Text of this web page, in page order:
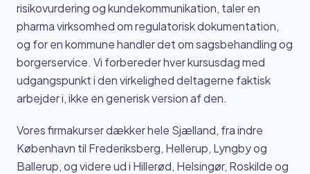
risikovurdering og kundekommunikation, taler en
pharma virksomhed om regulatorisk dokumentation,
og for en kommune handler det om sagsbehandling og
borgerservice. Vi forbereder hver kursusdag med
udgangspunkt i den virkelighed deltagerne faktisk
arbejder i, ikke en generisk version af den.
Vores firmakurser dækker hele Sjælland, fra indre
København til Frederiksberg, Hellerup, Lyngby og
Ballerup, og videre ud i Hillerød, Helsingør, Roskilde og